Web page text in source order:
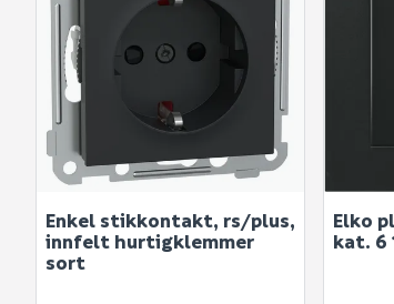
Enkel stikkontakt, rs/plus,
innfelt hurtigklemmer
sort
Elko
kat. 6